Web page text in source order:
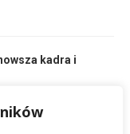
kadra i